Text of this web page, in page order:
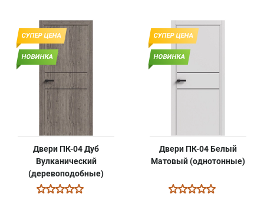
СУПЕР ЦЕНА
НОВИНКА
Двери ПК-04 Дуб
Вулканический
(деревоподобные)
СУПЕР ЦЕНА
НОВИНКА
Двери ПК-04 Белый
Матовый (однотонные)